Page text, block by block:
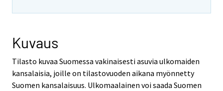
Kuvaus
Tilasto kuvaa Suomessa vakinaisesti asuvia ulkomaiden
kansalaisia, joille on tilastovuoden aikana myönnetty
Suomen kansalaisuus. Ulkomaalainen voi saada Suomen